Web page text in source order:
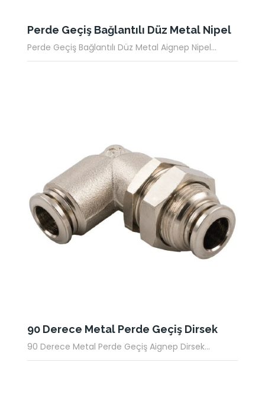
Perde Geçiş Bağlantılı Düz Metal Nipel
Perde Geçiş Bağlantılı Düz Metal Aignep Nipel...
90 Derece Metal Perde Geçiş Dirsek
90 Derece Metal Perde Geçiş Aignep Dirsek...